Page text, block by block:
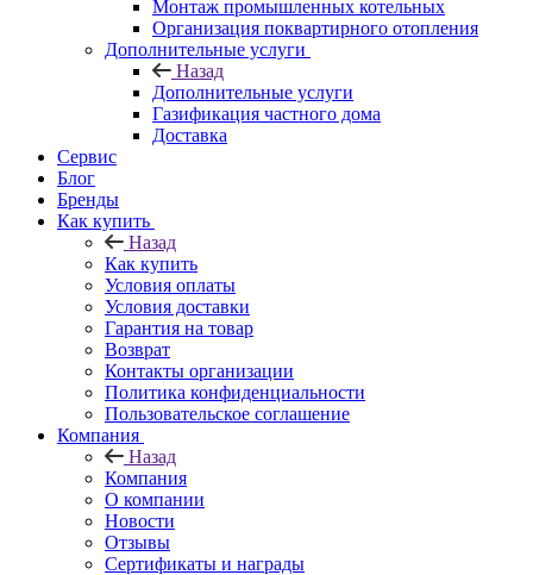
Монтаж промышленных котельных
Организация поквартирного отопления
Дополнительные услуги
Назад
Дополнительные услуги
Газификация частного дома
Доставка
Сервис
Блог
Бренды
Как купить
Назад
Как купить
Условия оплаты
Условия доставки
Гарантия на товар
Возврат
Контакты организации
Политика конфиденциальности
Пользовательское соглашение
Компания
Назад
Компания
О компании
Новости
Отзывы
Сертификаты и награды